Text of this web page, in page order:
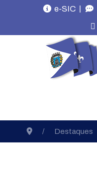
e-SIC |
Destaques